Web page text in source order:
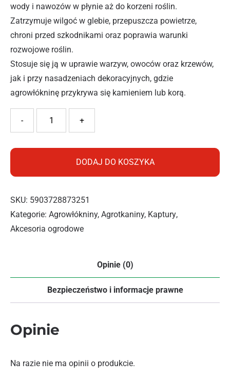
wody i nawozów w płynie aż do korzeni roślin.
Zatrzymuje wilgoć w glebie, przepuszcza powietrze,
chroni przed szkodnikami oraz poprawia warunki
rozwojowe roślin.
Stosuje się ją w uprawie warzyw, owoców oraz krzewów,
jak i przy nasadzeniach dekoracyjnych, gdzie
agrowłókninę przykrywa się kamieniem lub korą.
ilość MEGRAN AGRO ANTYCHWAST 3,2*5M
+
-
DODAJ DO KOSZYKA
SKU: 5903728873251
Kategorie: Agrowłókniny, Agrotkaniny, Kaptury,
Akcesoria ogrodowe
Opinie (0)
Bezpieczeństwo i informacje prawne
Opinie
Na razie nie ma opinii o produkcie.